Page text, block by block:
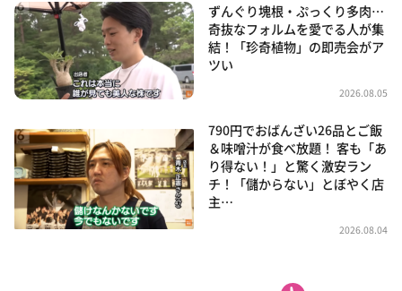
ずんぐり塊根・ぷっくり多肉…
奇抜なフォルムを愛でる人が集
結！「珍奇植物」の即売会がア
ツい
2026.08.05
790円でおばんざい26品とご飯
＆味噌汁が食べ放題！ 客も「あ
り得ない！」と驚く激安ラン
チ！「儲からない」とぼやく店
主…
2026.08.04